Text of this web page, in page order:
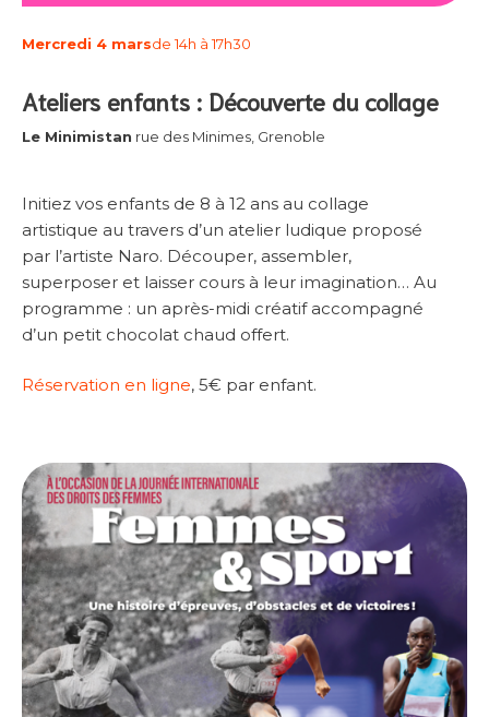
Mercredi 4 marsde 14h à 17h30
Ateliers enfants : Découverte du collage
Le Minimistan rue des Minimes, Grenoble
Initiez vos enfants de 8 à 12 ans au collage
artistique au travers d’un atelier ludique proposé
par l’artiste Naro. Découper, assembler,
superposer et laisser cours à leur imagination… Au
programme : un après-midi créatif accompagné
d’un petit chocolat chaud offert.
Réservation en ligne, 5€ par enfant.